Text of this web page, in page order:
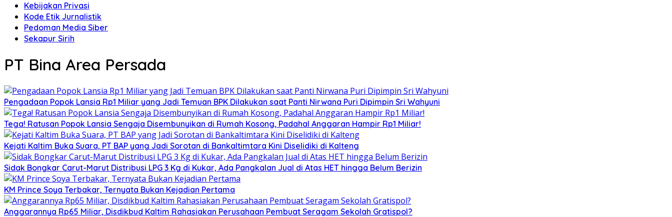
Kebijakan Privasi
Kode Etik Jurnalistik
Pedoman Media Siber
Sekapur Sirih
PT Bina Area Persada
Pengadaan Popok Lansia Rp1 Miliar yang Jadi Temuan BPK Dilakukan saat Panti Nirwana Puri Dipimpin Sri Wahyuni
Tega! Ratusan Popok Lansia Sengaja Disembunyikan di Rumah Kosong, Padahal Anggaran Hampir Rp1 Miliar!
Kejati Kaltim Buka Suara, PT BAP yang Jadi Sorotan di Bankaltimtara Kini Diselidiki di Kalteng
Sidak Bongkar Carut-Marut Distribusi LPG 3 Kg di Kukar, Ada Pangkalan Jual di Atas HET hingga Belum Berizin
KM Prince Soya Terbakar, Ternyata Bukan Kejadian Pertama
Anggarannya Rp65 Miliar, Disdikbud Kaltim Rahasiakan Perusahaan Pembuat Seragam Sekolah Gratispol?